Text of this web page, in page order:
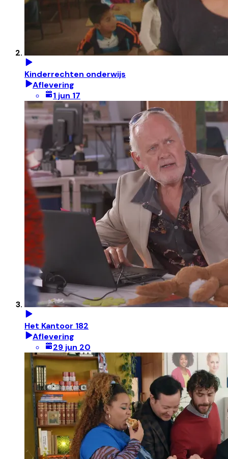
Kinderrechten onderwijs
Aflevering
1 jun 17
Het Kantoor 182
Aflevering
29 jun 20